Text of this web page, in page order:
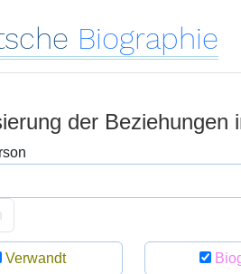
Biographie
der Beziehungen
Verwandt